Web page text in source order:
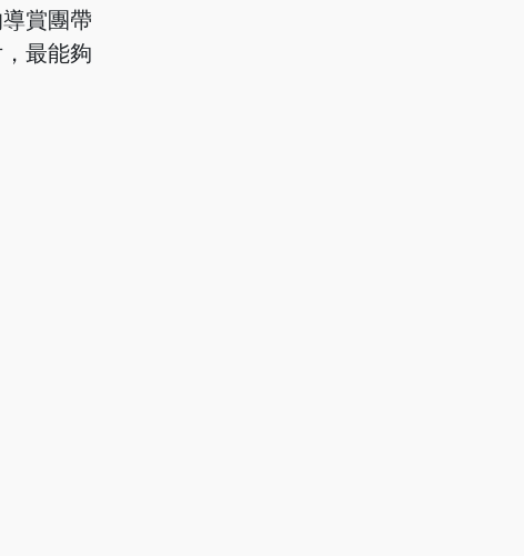
賞團帶
最能夠